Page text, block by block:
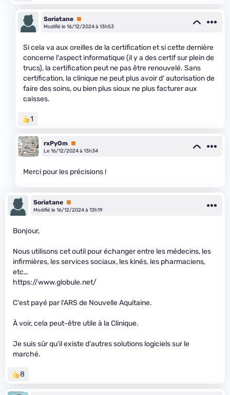
Soriatane Premium
Modifié le 16/12/2024 à 13h53
Si cela va aux oreilles de la certification et si cette dernière
concerne l'aspect informatique (il y a des certif sur plein de
trucs), la certification peut ne pas être renouvelé. Sans
certification, la clinique ne peut plus avoir d' autorisation de
faire des soins, ou bien plus sioux ne plus facturer aux
caisses.
1
rxPyOm Premium
Le 16/12/2024 à 13h34
Merci pour les précisions !
Soriatane Premium
Modifié le 16/12/2024 à 13h19
Bonjour,
Nous utilisons cet outil pour échanger entre les médecins, les
infirmières, les services sociaux, les kinés, les pharmaciens,
etc…
https://www.globule.net/
C'est payé par l'ARS de Nouvelle Aquitaine.
À voir, cela peut-être utile à la Clinique.
Je suis sûr qu'il existe d'autres solutions logiciels sur le
marché.
8